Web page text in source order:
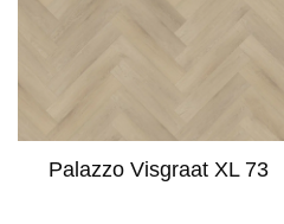
Palazzo Visgraat XL 73